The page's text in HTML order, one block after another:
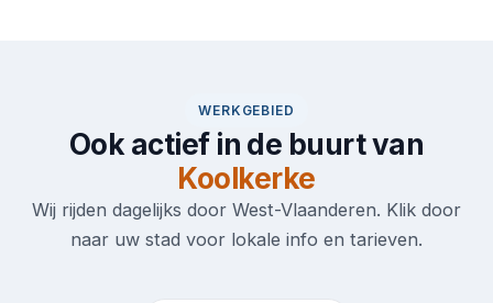
WERKGEBIED
Ook actief in de buurt van
Koolkerke
Wij rijden dagelijks door West-Vlaanderen. Klik door
naar uw stad voor lokale info en tarieven.